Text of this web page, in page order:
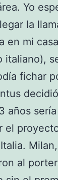
Yo
la
en mi
italiano),
fichar
años
el
al